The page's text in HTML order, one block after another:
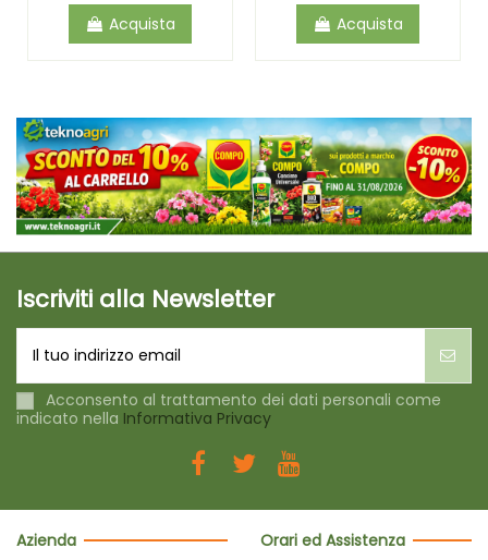
Acquista Acquista
Iscriviti alla Newsletter
Acconsento al trattamento dei dati personali come
indicato nella Informativa Privacy
Azienda
Orari ed Assistenza